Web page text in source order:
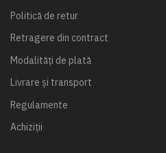
Politică de retur
Retragere din contract
Modalități de plată
Livrare și transport
Regulamente
Achiziții